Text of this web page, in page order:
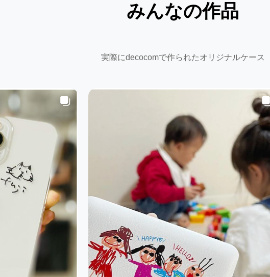
みんなの作品
実際にdecocomで作られたオリジナルケース